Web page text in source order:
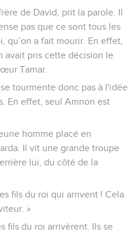
de David, prit la parole. Il
pas que ce sont tous les
qu’on a fait mourir. En effet,
avait pris cette décision le
Tamar.
tourmente donc pas à l'idée
En effet, seul Amnon est
homme placé en
Il vit une grande troupe
lui, du côté de la
fils du roi qui arrivent ! Cela
»
fils du roi arrivèrent. Ils se